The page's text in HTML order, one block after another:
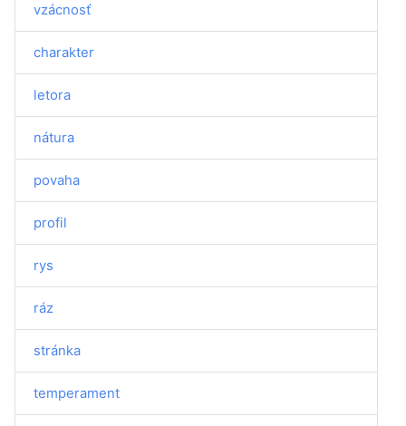
vzácnosť
charakter
letora
nátura
povaha
profil
rys
ráz
stránka
temperament